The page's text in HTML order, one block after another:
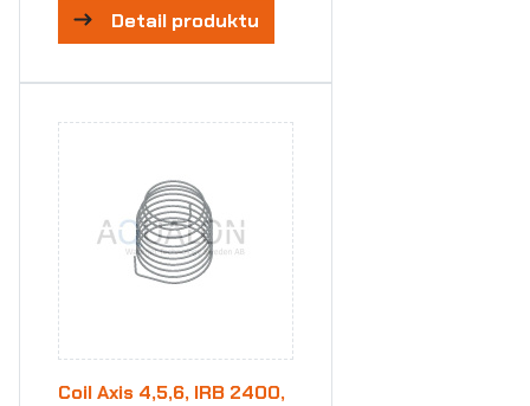
Detail produktu
Coil Axis 4,5,6, IRB 2400,